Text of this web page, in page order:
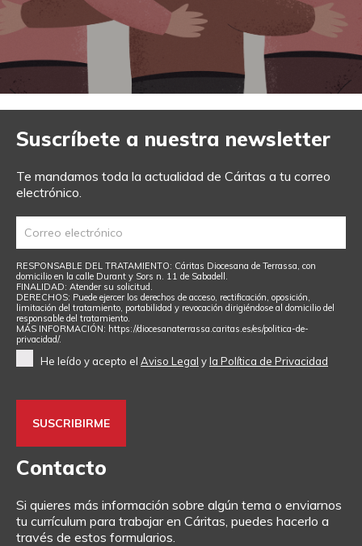
Suscríbete a nuestra newsletter
Te mandamos toda la actualidad de Cáritas a tu correo
electrónico.
RESPONSABLE DEL TRATAMIENTO: Cáritas Diocesana de Terrassa, con
domicilio en la calle Durant y Sors n. 11 de Sabadell.
FINALIDAD: Atender su solicitud.
DERECHOS: Puede ejercer los derechos de acceso, rectificación, oposición,
limitación del tratamiento, portabilidad y revocación dirigiéndose al domicilio del
responsable del tratamiento.
MÁS INFORMACIÓN: https://diocesanaterrassa.caritas.es/es/politica-de-
privacidad/.
He leído y acepto el Aviso Legal yla Política de Privacidad
Contacto
Si quieres más información sobre algún tema o enviarnos
tu currículum para trabajar en Cáritas, puedes hacerlo a
través de estos formularios.